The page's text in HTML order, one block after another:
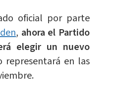
oficial por parte
, ahora el Partido
elegir un nuevo
en las